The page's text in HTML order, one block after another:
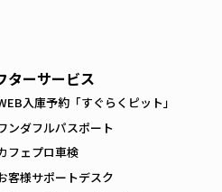
ターサービス
入庫予約「すぐらくピット」
ンダフルパスポート
フェプロ車検
客様サポートデスク